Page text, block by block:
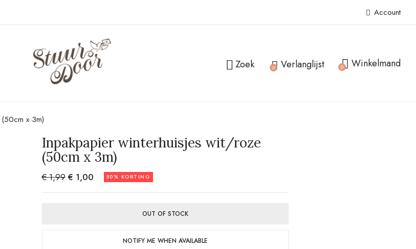
Account
Zoek Verlanglijst
0 Winkelmand
0
x 3m)
Inpakpapier winterhuisjes wit/roze
(50cm x 3m)
€1,99 € 1,00 50% KORTING
OUT OF STOCK
NOTIFY ME WHEN AVAILABLE